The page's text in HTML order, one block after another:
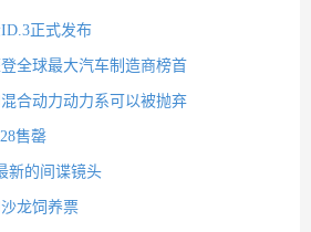
正式发布
全球最大汽车制造商榜首
合动力动力系可以被抛弃
售罄
新的间谍镜头
龙饲养票